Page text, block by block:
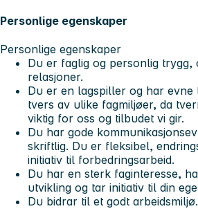
Personlige egenskaper
Personlige egenskaper
Du er faglig og personlig trygg,
relasjoner.
Du er en lagspiller og har evne
tvers av ulike fagmiljøer, da
viktig for oss og tilbudet vi gir.
Du har gode
skriftlig. Du er fleksibel,
initiativ til forbedringsarbeid.
Du har en sterk faginteresse,
utvikling og tar initiativ til din
Du bidrar til et godt arbeidsmiljø.